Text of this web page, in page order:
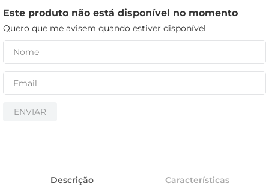
Este produto não está disponível no momento
Quero que me avisem quando estiver disponível
ENVIAR
Descrição Características
iogurte
papel higiênico
cerveja